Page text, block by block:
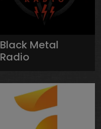
Black Metal
Radio